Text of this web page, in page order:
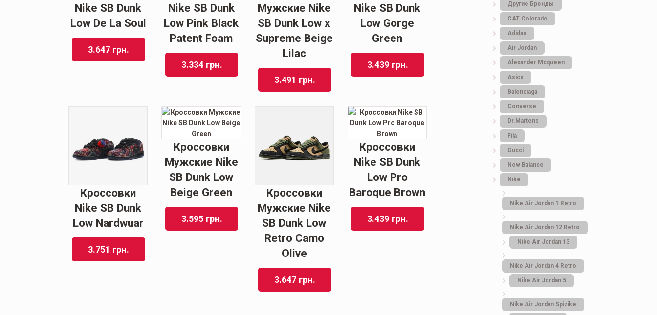
Nike SB Dunk
Low De La Soul
3.647 грн.
Nike SB Dunk
Low Pink Black
Patent Foam
3.334 грн.
Мужские Nike
SB Dunk Low x
Supreme Beige
Lilac
3.491 грн.
Nike SB Dunk
Low Gorge
Green
3.439 грн.
Кроссовки
Nike SB Dunk
Low Nardwuar
3.751 грн.
Кроссовки
Мужские Nike
SB Dunk Low
Beige Green
3.595 грн.
Кроссовки
Мужские Nike
SB Dunk Low
Retro Camo
Olive
3.647 грн.
Кроссовки
Nike SB Dunk
Low Pro
Baroque Brown
3.439 грн.
Другие Бренды
САТ Colorado
Adidas
Air Jordan
Alexander Mcqueen
Asics
Balenciaga
Converse
Dr.Martens
Fila
Gucci
New Balance
Nike
Nike Air Jordan 1 Retro
Nike Air Jordan 12 Retro
Nike Air Jordan 13
Nike Air Jordan 4 Retro
Nike Air Jordan 5
Nike Air Jordan Spizike